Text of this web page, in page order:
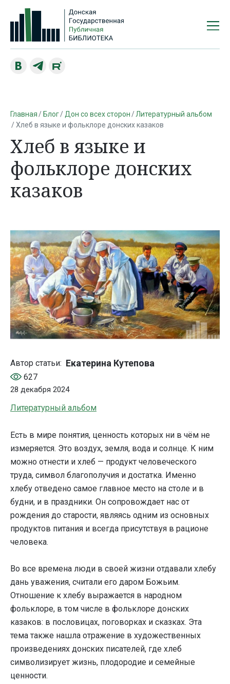
Главная Блог Дон со всех сторон
Литературный альбом
Хлеб в языке и фольклоре донских казаков
Хлеб в языке и
фольклоре донских
казаков
Автор статьи: Екатерина Кутепова
627
28 декабря 2024
Литературный альбом
Есть в мире понятия, ценность которых ни в чём не
измеряется. Это воздух, земля, вода и солнце. К ним
можно отнести и хлеб — продукт человеческого
труда, символ благополучия и достатка. Именно
хлебу отведено самое главное место на столе и в
будни, и в праздники. Он сопровождает нас от
рождения до старости, являясь одним из основных
продуктов питания и всегда присутствуя в рационе
человека.
Во все времена люди в своей жизни отдавали хлебу
дань уважения, считали его даром Божьим.
Отношение к хлебу выражается в народном
фольклоре, в том числе в фольклоре донских
казаков: в пословицах, поговорках и сказках. Эта
тема также нашла отражение в художественных
произведениях донских писателей, где хлеб
символизирует жизнь, плодородие и семейные
ценности.